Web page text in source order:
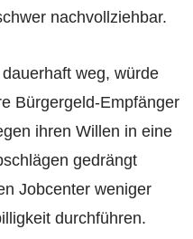
nachvollziehbar.
weg, würde
Bürgergeld-Empfänger
ihren Willen in eine
gedrängt
Jobcenter weniger
durchführen.